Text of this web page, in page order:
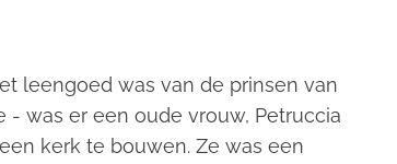
leengoed was van de prinsen van
was er een oude vrouw, Petruccia
kerk te bouwen. Ze was een